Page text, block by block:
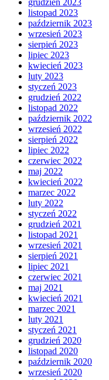
grudzień 2023
listopad 2023
październik 2023
wrzesień 2023
sierpień 2023
lipiec 2023
kwiecień 2023
luty 2023
styczeń 2023
grudzień 2022
listopad 2022
październik 2022
wrzesień 2022
sierpień 2022
lipiec 2022
czerwiec 2022
maj 2022
kwiecień 2022
marzec 2022
luty 2022
styczeń 2022
grudzień 2021
listopad 2021
wrzesień 2021
sierpień 2021
lipiec 2021
czerwiec 2021
maj 2021
kwiecień 2021
marzec 2021
luty 2021
styczeń 2021
grudzień 2020
listopad 2020
październik 2020
wrzesień 2020